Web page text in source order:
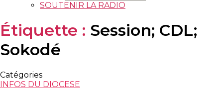
SOUTENIR LA RADIO
Étiquette : Session; CDL;
Sokodé
Catégories
INFOS DU DIOCESE